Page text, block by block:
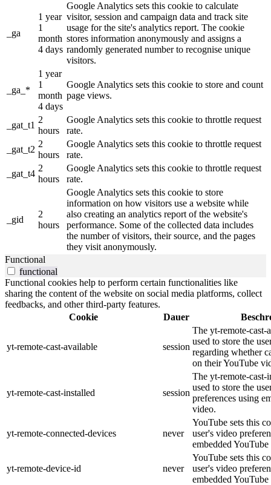
_ga
1 year
1
month
4 days
Google Analytics sets this cookie to calculate
visitor, session and campaign data and track site
usage for the site's analytics report. The cookie
stores information anonymously and assigns a
randomly generated number to recognise unique
visitors.
_ga_*
1 year
1
month
4 days
Google Analytics sets this cookie to store and count
page views.
_gat_t1
2
hours
Google Analytics sets this cookie to throttle request
rate.
_gat_t2
2
hours
Google Analytics sets this cookie to throttle request
rate.
_gat_t4
2
hours
Google Analytics sets this cookie to throttle request
rate.
_gid
2
hours
Google Analytics sets this cookie to store
information on how visitors use a website while
also creating an analytics report of the website's
performance. Some of the collected data includes
the number of visitors, their source, and the pages
they visit anonymously.
Functional
functional
Functional cookies help to perform certain functionalities like
sharing the content of the website on social media platforms, collect
feedbacks, and other third-party features.
Cookie
Dauer
yt-remote-cast-available session
The yt-remote-cast-
used to store the
regarding whether
on their YouTube
yt-remote-cast-installed session
The yt-remote-cast-
used to store the
preferences using
video.
yt-remote-connected-devices never
YouTube sets this
user's video
embedded
yt-remote-device-id never
YouTube sets this
user's video
embedded